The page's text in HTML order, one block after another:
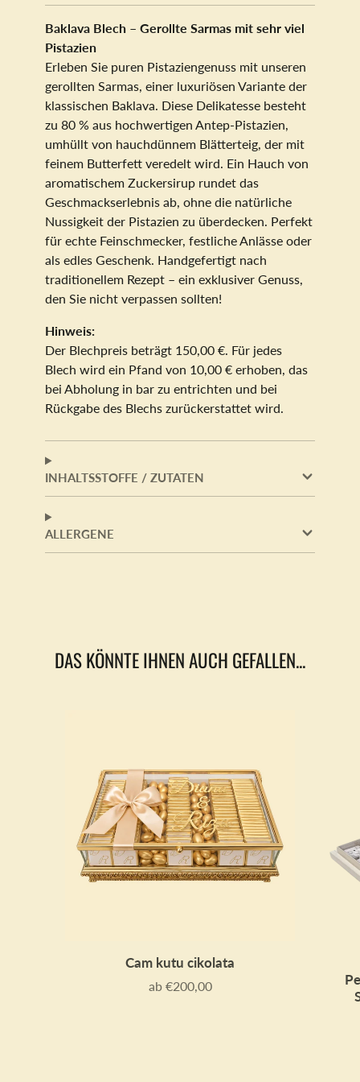
Baklava Blech – Gerollte Sarmas mit sehr viel
Pistazien
Erleben Sie puren Pistaziengenuss mit unseren
gerollten Sarmas, einer luxuriösen Variante der
klassischen Baklava. Diese Delikatesse besteht
zu 80 % aus hochwertigen Antep-Pistazien,
umhüllt von hauchdünnem Blätterteig, der mit
feinem Butterfett veredelt wird. Ein Hauch von
aromatischem Zuckersirup rundet das
Geschmackserlebnis ab, ohne die natürliche
Nussigkeit der Pistazien zu überdecken. Perfekt
für echte Feinschmecker, festliche Anlässe oder
als edles Geschenk. Handgefertigt nach
traditionellem Rezept – ein exklusiver Genuss,
den Sie nicht verpassen sollten!
Hinweis:
Der Blechpreis beträgt 150,00 €. Für jedes
Blech wird ein Pfand von 10,00 € erhoben, das
bei Abholung in bar zu entrichten und bei
Rückgabe des Blechs zurückerstattet wird.
INHALTSSTOFFE / ZUTATEN
ALLERGENE
DAS KÖNNTE IHNEN AUCH GEFALLEN...
Cam kutu cikolata
Preis
ab €200,00